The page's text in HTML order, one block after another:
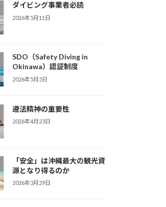
ダイビング事業者必読
2026年5月11日
SDO（Safety Diving in
Okinawa）認証制度
2026年5月5日
遵法精神の重要性
2026年4月23日
「安全」は沖縄最大の観光資
源となり得るのか
2026年3月29日